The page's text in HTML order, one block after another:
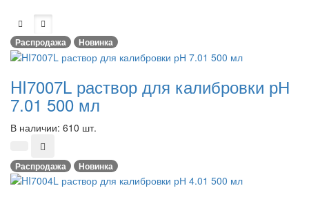
Распродажа Новинка
HI7007L раствор для калибровки рН
7.01 500 мл
В наличии: 610 шт.
Распродажа Новинка